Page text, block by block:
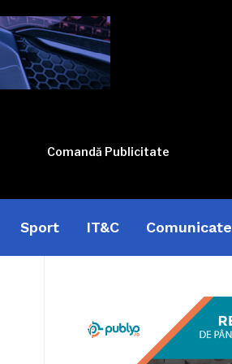
Comandă Publicitate
Sport IT&C Comunicate